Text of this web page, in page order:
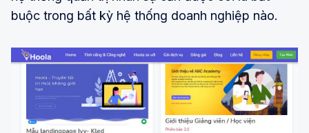
buộc trong bất kỳ hệ thống doanh nghiệp nào.